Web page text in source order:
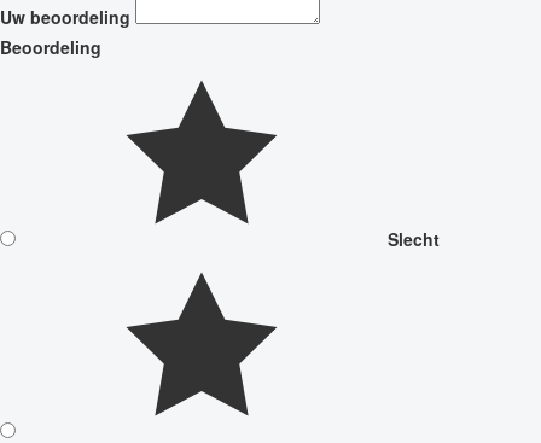
Uw beoordeling
Beoordeling
Slecht